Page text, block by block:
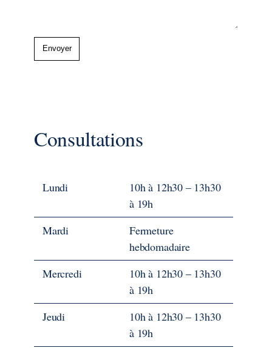
Consultations
Lundi
10h à 12h30 – 13h30
à 19h
Mardi
Fermeture
hebdomadaire
Mercredi
10h à 12h30 – 13h30
à 19h
Jeudi
10h à 12h30 – 13h30
à 19h